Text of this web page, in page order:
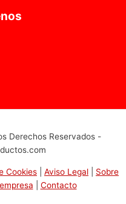
Derechos Reservados -
Cookies Aviso Legal
Sobre
Contacto